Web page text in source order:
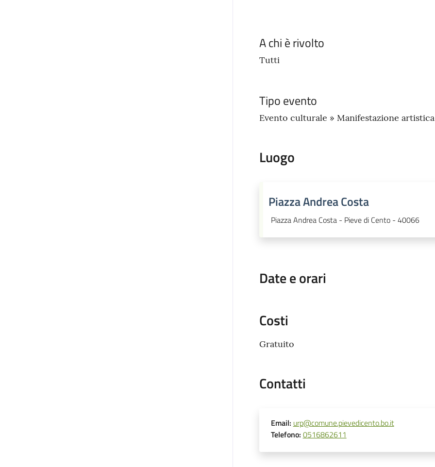
A chi è rivolto
Tutti
Tipo evento
Evento culturale » Manifestazione
Luogo
Piazza Andrea Costa
Piazza Andrea Costa - Pieve di Cento - 40066
Date e orari
Costi
Gratuito
Contatti
Email: urp@comune.pievedicento.bo.it
Telefono: 0516862611